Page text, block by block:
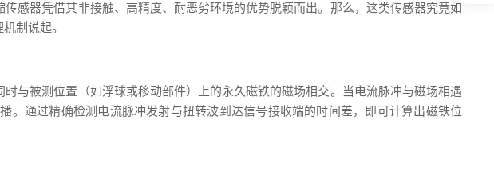
感器凭借其非接触、高精度、耐恶劣环境的优势脱颖而出。那么，这类传感器究竟如
制说起。
与被测位置（如浮球或移动部件）上的永久磁铁的磁场相交。当电流脉冲与磁场相遇
通过精确检测电流脉冲发射与扭转波到达信号接收端的时间差，即可计算出磁铁位